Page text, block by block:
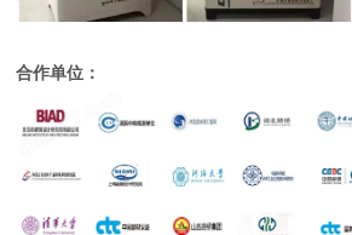
合作单位：